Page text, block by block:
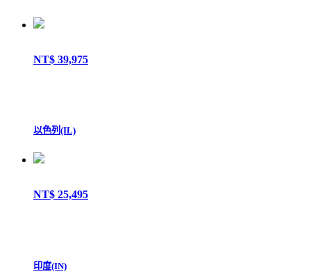
NT$ 39,975
以色列(IL)
NT$ 25,495
印度(IN)